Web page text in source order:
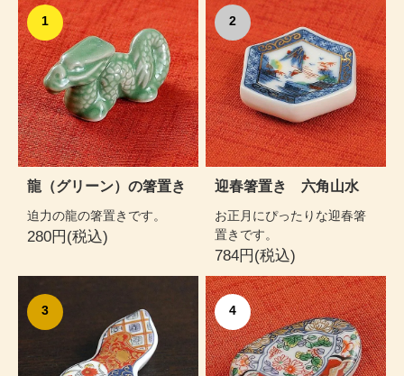
1
龍（グリーン）の箸置き
迫力の龍の箸置きです。
280円(税込)
2
迎春箸置き 六角山水
お正月にぴったりな迎春箸
置きです。
784円(税込)
3 4